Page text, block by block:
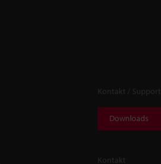
Kontakt / Support
Downloads
Kontakt